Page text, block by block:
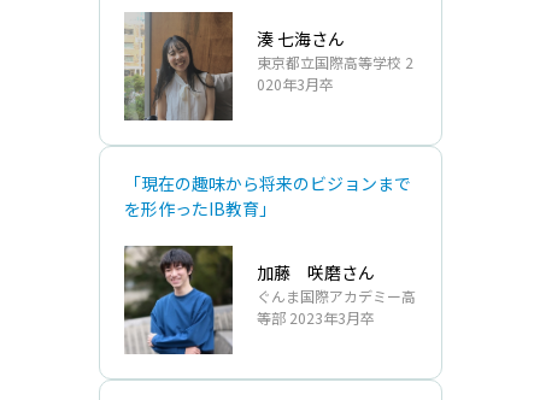
湊 七海さん
東京都立国際高等学校 2
020年3月卒
「現在の趣味から将来のビジョンまで
を形作ったIB教育」
加藤 咲磨さん
ぐんま国際アカデミー高
等部 2023年3月卒